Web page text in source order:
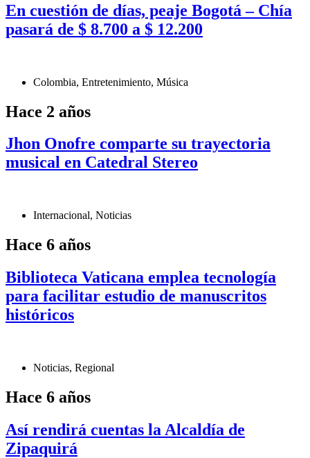
En cuestión de días, peaje Bogotá – Chía
pasará de $ 8.700 a $ 12.200
Colombia, Entretenimiento, Música
Hace 2 años
Jhon Onofre comparte su trayectoria
musical en Catedral Stereo
Internacional, Noticias
Hace 6 años
Biblioteca Vaticana emplea tecnología
para facilitar estudio de manuscritos
históricos
Noticias, Regional
Hace 6 años
Así rendirá cuentas la Alcaldía de
Zipaquirá